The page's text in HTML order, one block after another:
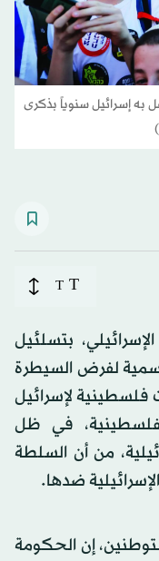
إسرائيل سنوياً بذكرى
T
T
بتسلئيل
لفرض السيطرة
فلسطينية لإسرائيل
في ظل
من أن السلطة
ضدها.
إن الحكومة